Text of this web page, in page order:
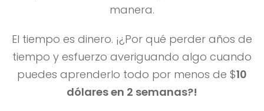
manera.
El tiempo es dinero. ¡¿Por qué perder años de
tiempo y esfuerzo averiguando algo cuando
puedes aprenderlo todo por menos de $10
dólares en 2 semanas?!